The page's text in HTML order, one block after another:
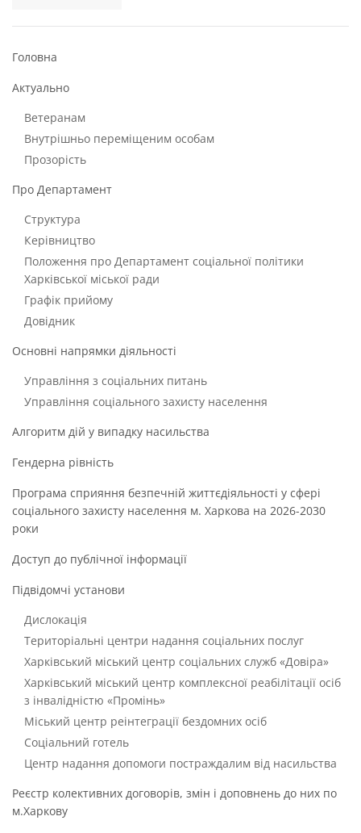
Головна
Актуально
Ветеранам
Внутрішньо переміщеним особам
Прозорість
Про Департамент
Структура
Керівництво
Положення про Департамент соціальної політики
Харківської міської ради
Графік прийому
Довідник
Основні напрямки діяльності
Управління з соціальних питань
Управління соціального захисту населення
Алгоритм дій у випадку насильства
Гендерна рівність
Програма сприяння безпечній життєдіяльності у сфері
соціального захисту населення м. Харкова на 2026-2030
роки
Доступ до публічної інформації
Підвідомчі установи
Дислокація
Територіальні центри надання соціальних послуг
Харківський міський центр соціальних служб «Довіра»
Харківський міський центр комплексної реабілітації осіб
з інвалідністю «Промінь»
Міський центр реінтеграції бездомних осіб
Соціальний готель
Центр надання допомоги постраждалим від насильства
Реєстр колективних договорів, змін і доповнень до них по
м.Харкову